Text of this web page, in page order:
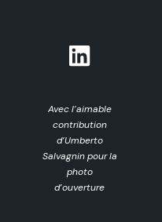
Avec l’aimable
contribution
d’Umberto
Salvagnin pour la
photo
d’ouverture